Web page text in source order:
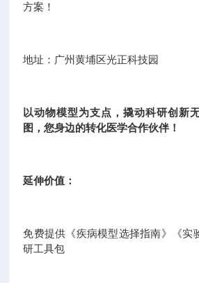
方案！
地址：广州黄埔区光正科技园
以动物模型为支点，撬动科研创
图，您身边的转化医学合作伙伴！
延伸价值：
免费提供《疾病模型选择指南》《实
研工具包